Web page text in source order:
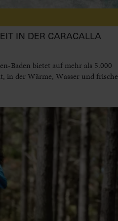
IN DER CARACALLA
Baden bietet auf mehr als 5.000
in der Wärme, Wasser und frische